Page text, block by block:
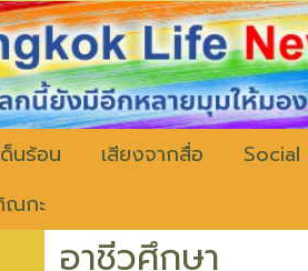
ด็นร้อน เสียงจากสื่อ
ณกะ
อาชีวศึกษา